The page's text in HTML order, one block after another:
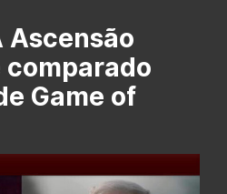
Ascensão
comparado
Game of